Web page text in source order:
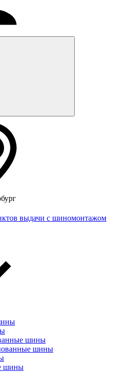
выдачи с шиномонтажом
шины
шины
шины